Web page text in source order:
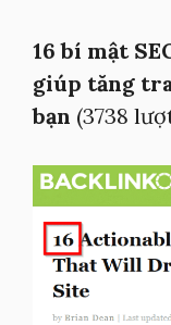
16 bí mật
giúp tăng
bạn (3738